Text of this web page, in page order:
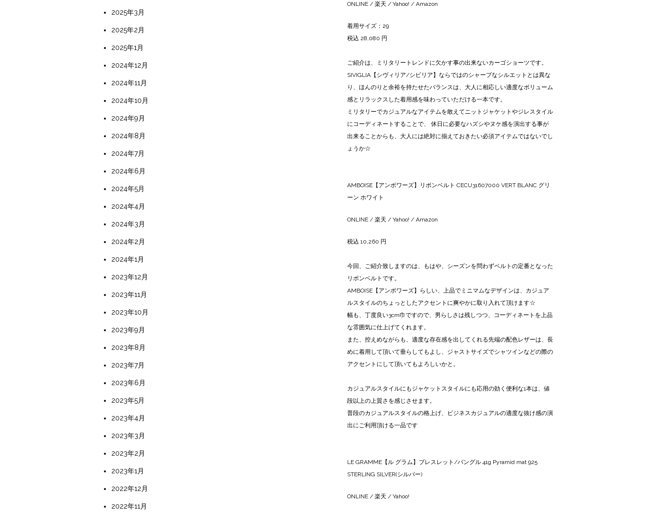
ONLINE /楽天 /Yahoo! /Amazon
着用サイズ：29
税込 28,080 円
ご紹介は、ミリタリートレンドに欠かす事の出来ないカーゴショーツです。
SIVIGLIA【シヴィリア/シビリア】ならではのシャープなシルエットとは異な
り、ほんのりと余裕を持たせたバランスは、大人に相応しい適度なボリューム
感とリラックスした着用感を味わっていただける一本です。
ミリタリーでカジュアルなアイテムを敢えてニットジャケットやジレスタイル
にコーディネートすることで、 休日に必要なハズシやヌケ感を演出する事が
出来ることからも、大人には絶対に揃えておきたい必須アイテムではないでし
ょうか☆
AMBOISE【アンボワーズ】リボンベルト CECU31607000 VERT BLANC グリ
ーン ホワイト
ONLINE /楽天 /Yahoo! /Amazon
税込 10,260 円
今回、ご紹介致しますのは、もはや、シーズンを問わずベルトの定番となった
リボンベルトです。
AMBOISE【アンボワーズ】らしい、上品でミニマムなデザインは、カジュア
ルスタイルのちょっとしたアクセントに爽やかに取り入れて頂けます☆
幅も、丁度良い3cm巾ですので、男らしさは残しつつ、コーディネートを上品
な雰囲気に仕上げてくれます。
また、控えめながらも、適度な存在感を出してくれる先端の配色レザーは、長
めに着用して頂いて垂らしてもよし、ジャストサイズでシャツインなどの際の
アクセントにして頂いてもよろしいかと。
カジュアルスタイルにもジャケットスタイルにも応用の効く便利な1本は、値
段以上の上質さを感じさせます。
普段のカジュアルスタイルの格上げ、ビジネスカジュアルの適度な抜け感の演
出にご利用頂ける一品です
LE GRAMME【ル グラム】ブレスレット/バングル 41g Pyramid mat 925
STERLING SILVER(シルバー)
ONLINE /楽天 /Yahoo!
2025年3月
2025年2月
2025年1月
2024年12月
2024年11月
2024年10月
2024年9月
2024年8月
2024年7月
2024年6月
2024年5月
2024年4月
2024年3月
2024年2月
2024年1月
2023年12月
2023年11月
2023年10月
2023年9月
2023年8月
2023年7月
2023年6月
2023年5月
2023年4月
2023年3月
2023年2月
2023年1月
2022年12月
2022年11月